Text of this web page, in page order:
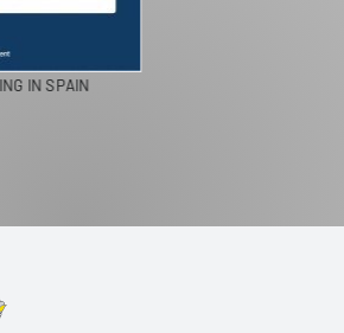
PASEOS EN CAMELLO